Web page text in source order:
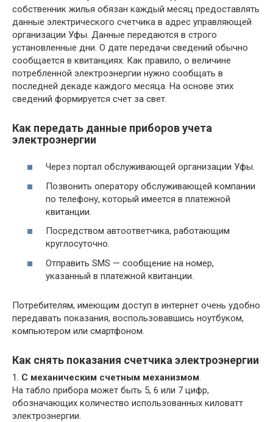
собственник жилья обязан каждый месяц предоставлять
данные электрического счетчика в адрес управляющей
организации Уфы. Данные передаются в строго
установленные дни. О дате передачи сведений обычно
сообщается в квитанциях. Как правило, о величине
потребленной электроэнергии нужно сообщать в
последней декаде каждого месяца. На основе этих
сведений формируется счет за свет.
Как передать данные приборов учета
электроэнергии
Через портал обслуживающей организации Уфы.
Позвонить оператору обслуживающей компании
по телефону, который имеется в платежной
квитанции.
Посредством автоответчика, работающим
круглосуточно.
Отправить SMS — сообщение на номер,
указанный в платежной квитанции.
Потребителям, имеющим доступ в интернет очень удобно
передавать показания, воспользовавшись ноутбуком,
компьютером или смартфоном.
Как снять показания счетчика электроэнергии
1. С механическим счетным механизмом.
На табло прибора может быть 5, 6 или 7 цифр,
обозначающих количество использованных киловатт
электроэнергии.